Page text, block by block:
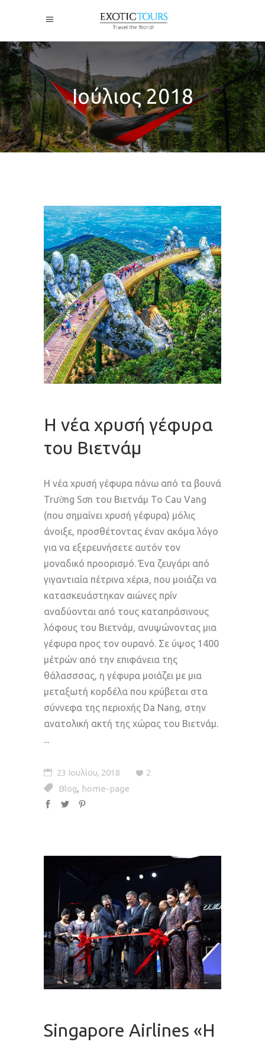
Ιούλιος 2018
Η νέα χρυσή γέφυρα
του Βιετνάμ
Η νέα χρυσή γέφυρα πάνω από τα βουνά
Trường Sơn του Βιετνάμ Το Cau Vang
(που σημαίνει χρυσή γέφυρα) μόλις
άνοιξε, προσθέτοντας έναν ακόμα λόγο
για να εξερευνήσετε αυτόν τον
μοναδικό προορισμό. Ένα ζευγάρι από
γιγαντιαία πέτρινα χέριa, που μοιάζει να
κατασκευάστηκαν αιώνες πρίν
αναδύονται από τους καταπράσινους
λόφους του Βιετνάμ, ανυψώνοντας μια
γέφυρα προς τον ουρανό. Σε ύψος 1400
μέτρών από την επιφάνεια της
θάλασσσας, η γέφυρα μοιάζει με μια
μεταξωτή κορδέλα που κρύβεται στα
σύννεφα της περιοχής Da Nang, στην
ανατολική ακτή της χώρας του Βιετνάμ.
23 Ιουλίου, 2018
2
Blog, home-page
Singapore Airlines «Η